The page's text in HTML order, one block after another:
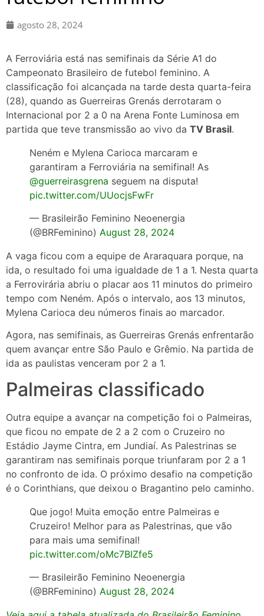
agosto 28, 2024
A Ferroviária está nas semifinais da Série A1 do
Campeonato Brasileiro de futebol feminino. A
classificação foi alcançada na tarde desta quarta-feira
(28), quando as Guerreiras Grenás derrotaram o
Internacional por 2 a 0 na Arena Fonte Luminosa em
partida que teve transmissão ao vivo da TV Brasil.
Neném e Mylena Carioca marcaram e
garantiram a Ferroviária na semifinal! As
@guerreirasgrena seguem na disputa!
pic.twitter.com/UUocjsFwFr
— Brasileirão Feminino Neoenergia
(@BRFeminino) August 28, 2024
A vaga ficou com a equipe de Araraquara porque, na
ida, o resultado foi uma igualdade de 1 a 1. Nesta quarta
a Ferrovirária abriu o placar aos 11 minutos do primeiro
tempo com Neném. Após o intervalo, aos 13 minutos,
Mylena Carioca deu números finais ao marcador.
Agora, nas semifinais, as Guerreiras Grenás enfrentarão
quem avançar entre São Paulo e Grêmio. Na partida de
ida as paulistas venceram por 2 a 1.
Palmeiras classificado
Outra equipe a avançar na competição foi o Palmeiras,
que ficou no empate de 2 a 2 com o Cruzeiro no
Estádio Jayme Cintra, em Jundiaí. As Palestrinas se
garantiram nas semifinais porque triunfaram por 2 a 1
no confronto de ida. O próximo desafio na competição
é o Corinthians, que deixou o Bragantino pelo caminho.
Que jogo! Muita emoção entre Palmeiras e
Cruzeiro! Melhor para as Palestrinas, que vão
para mais uma semifinal!
pic.twitter.com/oMc7BIZfe5
— Brasileirão Feminino Neoenergia
(@BRFeminino) August 28, 2024